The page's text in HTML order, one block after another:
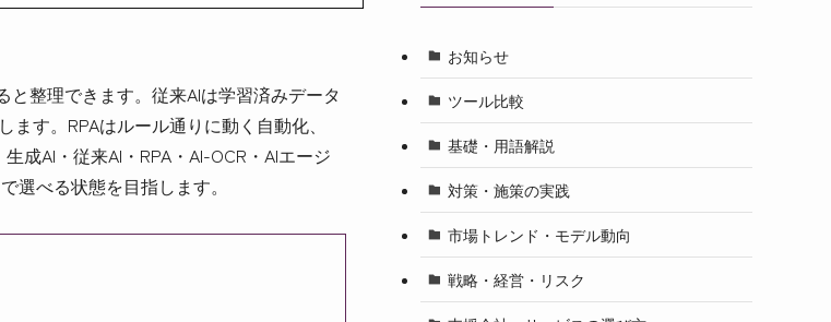
整理できます。従来AIは学習済みデータ
す。RPAはルール通りに動く自動化、
成AI・従来AI・RPA・AI-OCR・AIエージ
選べる状態を目指します。
お知らせ
ツール比較
基礎・用語解説
対策・施策の実践
市場トレンド・モデル動向
戦略・経営・リスク